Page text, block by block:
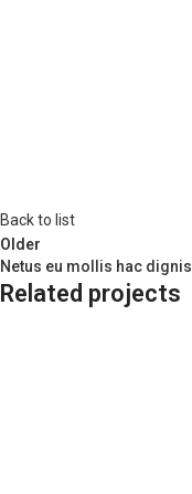
Back to list
Older
Netus eu mollis hac dignis
Related projects